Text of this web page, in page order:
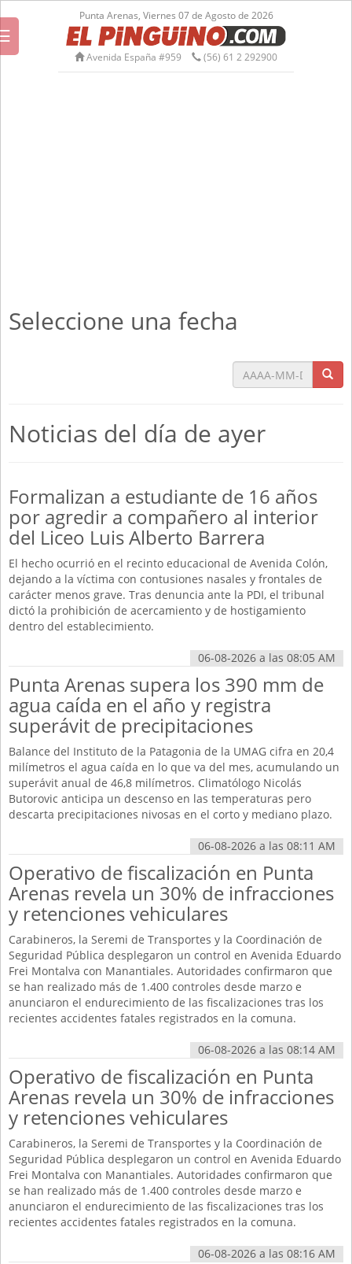
Punta Arenas, Viernes 07 de Agosto de 2026
Avenida España #959 (56) 61 2 292900
Seleccione una fecha
Noticias del día de ayer
06-08-2026 a las 08:05 AM
Formalizan a estudiante de 16 años
por agredir a compañero al interior
del Liceo Luis Alberto Barrera
El hecho ocurrió en el recinto educacional de Avenida Colón,
dejando a la víctima con contusiones nasales y frontales de
carácter menos grave. Tras denuncia ante la PDI, el tribunal
dictó la prohibición de acercamiento y de hostigamiento
dentro del establecimiento.
06-08-2026 a las 08:11 AM
Punta Arenas supera los 390 mm de
agua caída en el año y registra
superávit de precipitaciones
Balance del Instituto de la Patagonia de la UMAG cifra en 20,4
milímetros el agua caída en lo que va del mes, acumulando un
superávit anual de 46,8 milímetros. Climatólogo Nicolás
Butorovic anticipa un descenso en las temperaturas pero
descarta precipitaciones nivosas en el corto y mediano plazo.
06-08-2026 a las 08:14 AM
Operativo de fiscalización en Punta
Arenas revela un 30% de infracciones
y retenciones vehiculares
Carabineros, la Seremi de Transportes y la Coordinación de
Seguridad Pública desplegaron un control en Avenida Eduardo
Frei Montalva con Manantiales. Autoridades confirmaron que
se han realizado más de 1.400 controles desde marzo e
anunciaron el endurecimiento de las fiscalizaciones tras los
recientes accidentes fatales registrados en la comuna.
06-08-2026 a las 08:16 AM
Operativo de fiscalización en Punta
Arenas revela un 30% de infracciones
y retenciones vehiculares
Carabineros, la Seremi de Transportes y la Coordinación de
Seguridad Pública desplegaron un control en Avenida Eduardo
Frei Montalva con Manantiales. Autoridades confirmaron que
se han realizado más de 1.400 controles desde marzo e
anunciaron el endurecimiento de las fiscalizaciones tras los
recientes accidentes fatales registrados en la comuna.